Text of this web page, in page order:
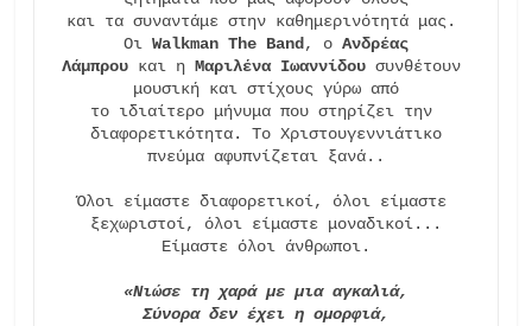
και τα συναντάμε στην καθημερινότητά μας.
Οι Walkman The Band, ο Ανδρέας
Λάμπρου και η Μαριλένα Ιωαννίδου συνθέτουν
μουσική και στίχους γύρω από
το ιδιαίτερο μήνυμα που στηρίζει την
διαφορετικότητα. Το Χριστουγεννιάτικο
πνεύμα αφυπνίζεται ξανά..
Όλοι είμαστε διαφορετικοί, όλοι είμαστε
ξεχωριστοί, όλοι είμαστε μοναδικοί...
Είμαστε όλοι άνθρωποι.
«Νιώσε τη χαρά με μια αγκαλιά,
Σύνορα δεν έχει η ομορφιά,